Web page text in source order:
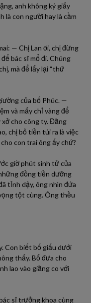
anh không ký giấy
là con người hay là cầm
— Chị Lan ơi, chị đừng
bác sĩ mổ đi. Chúng
mà để lấy lại “thứ
của bố Phúc. —
và mấy chỉ vàng để
cho công ty. Đằng
chị bỏ tiền túi ra là việc
con trai ông ấy chứ?
giờ phút sinh tử của
đồng tiền dưỡng
tỉnh dậy, ông nhìn đứa
tột cùng. Ông thều
Con biết bố giấu dưới
thấy. Bố đưa cho
lao vào giằng co với
sĩ trưởng khoa cùng